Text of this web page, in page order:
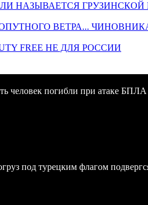
НАЗЫВАЕТСЯ ГРУЗИНСКОЙ
ВЕТРА...
FREE НЕ ДЛЯ РОССИИ
человек погибли при атаке
под турецким флагом